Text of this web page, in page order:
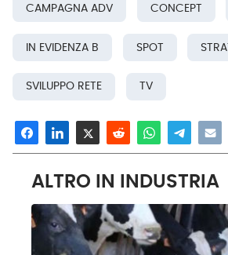
CAMPAGNA ADV CONCEPT
IN EVIDENZA B SPOT
SVILUPPO RETE TV
ALTRO IN INDUSTRIA